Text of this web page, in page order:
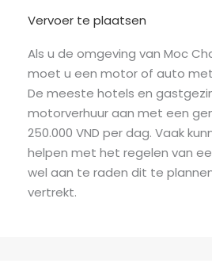
Vervoer te plaatsen
Als u de omgeving van Moc
moet u een motor of auto
De meeste hotels en
motorverhuur aan met een
250.000 VND per dag. Vaak
helpen met het regelen van
wel aan te raden dit te
vertrekt.